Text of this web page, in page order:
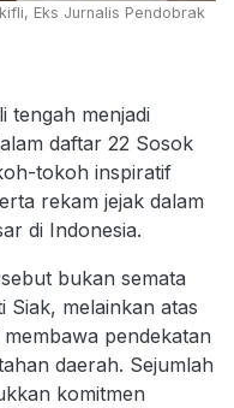
Eks Jurnalis Pendobrak
menjadi
daftar 22 Sosok
tokoh inspiratif
rekam jejak dalam
di Indonesia.
bukan semata
Siak, melainkan atas
pendekatan
daerah. Sejumlah
komitmen